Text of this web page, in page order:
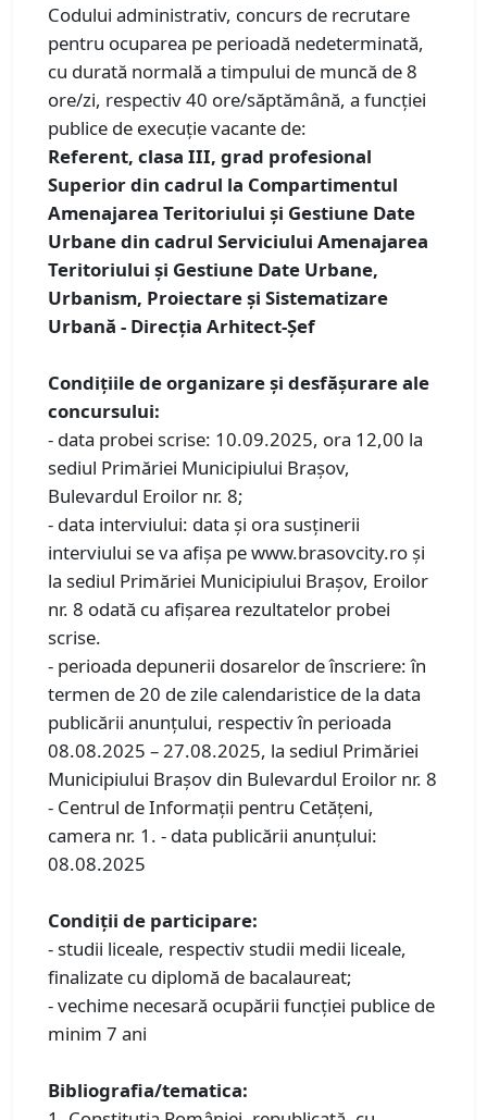
Codului administrativ, concurs de recrutare
pentru ocuparea pe perioadă nedeterminată,
cu durată normală a timpului de muncă de 8
ore/zi, respectiv 40 ore/săptămână, a funcţiei
publice de execuție vacante de:
Referent, clasa III, grad profesional
Superior din cadrul la Compartimentul
Amenajarea Teritoriului și Gestiune Date
Urbane din cadrul Serviciului Amenajarea
Teritoriului și Gestiune Date Urbane,
Urbanism, Proiectare și Sistematizare
Urbană - Direcția Arhitect-Șef
Condiţiile de organizare și desfăşurare ale
concursului:
- data probei scrise: 10.09.2025, ora 12,00 la
sediul Primăriei Municipiului Braşov,
Bulevardul Eroilor nr. 8;
- data interviului: data şi ora susținerii
interviului se va afișa pe www.brasovcity.ro și
la sediul Primăriei Municipiului Braşov, Eroilor
nr. 8 odată cu afișarea rezultatelor probei
scrise.
- perioada depunerii dosarelor de înscriere: în
termen de 20 de zile calendaristice de la data
publicării anunţului, respectiv în perioada
08.08.2025 – 27.08.2025, la sediul Primăriei
Municipiului Braşov din Bulevardul Eroilor nr. 8
- Centrul de Informaţii pentru Cetăţeni,
camera nr. 1. - data publicării anunţului:
08.08.2025
Condiţii de participare:
- studii liceale, respectiv studii medii liceale,
finalizate cu diplomă de bacalaureat;
- vechime necesară ocupării funcţiei publice de
minim 7 ani
Bibliografia/tematica: